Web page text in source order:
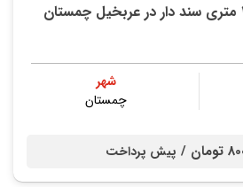
شهر
چمستان
/ پیش پرداخت